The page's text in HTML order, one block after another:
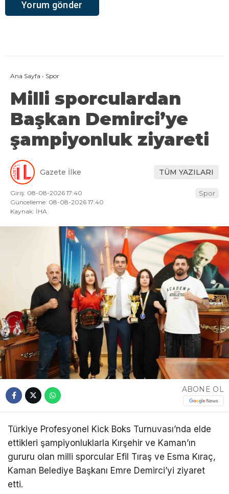
Ana Sayfa › Spor
Milli sporculardan
Başkan Demirci’ye
şampiyonluk ziyareti
Gazete İlke TÜM YAZILARI
Giriş: 08-08-2026 17:40
Güncelleme: 08-08-2026 17:40
Kaynak: İHA
Spor
ABONE OL
Türkiye Profesyonel Kick Boks Turnuvası’nda elde
ettikleri şampiyonluklarla Kırşehir ve Kaman’ın
gururu olan milli sporcular Efil Tıraş ve Esma Kıraç,
Kaman Belediye Başkanı Emre Demirci’yi ziyaret
etti.